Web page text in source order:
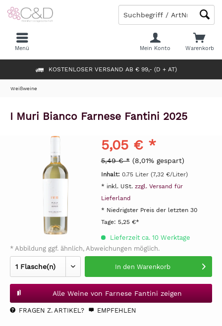
KOSTENLOSER VERSAND AB € 99,- (D + AT)
Warenkorb
Mein Konto
Menü
Weißweine
I Muri Bianco Farnese Fantini 2025
5,05 € *
5,49 € * (8,01% gespart)
Inhalt: 0.75 Liter (7,32 €/Liter)
* inkl. USt. zzgl. Versand für
Lieferland
* Niedrigster Preis der letzten 30
Tage: 5,25 €*
Lieferzeit ca. 10 Werktage
* Abbildung ggf. ähnlich, Abweichungen möglich.
In den Warenkorb
Alle Weine von Farnese Fantini zeigen
FRAGEN Z. ARTIKEL? EMPFEHLEN